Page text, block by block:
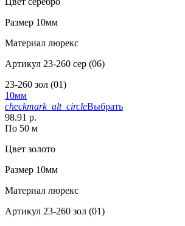
Размер 10мм
Материал люрекс
Артикул 23-260 сер (06)
23-260 зол (01)
10мм
checkmark_alt_circleВыбрать
98.91 р.
По 50 м
Цвет золото
Размер 10мм
Материал люрекс
Артикул 23-260 зол (01)